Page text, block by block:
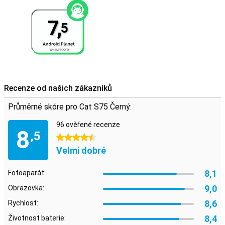
7,5
Recenze od našich zákazníků
Průměrné skóre pro Cat S75 Černý:
8,5
96 ověřené recenze
4.5 hvězdičky
Velmi dobré
Fotoaparát: 8,1
Obrazovka: 9,0
Rychlost: 8,6
Životnost baterie: 8,4